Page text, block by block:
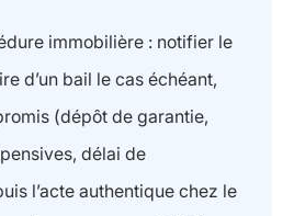
immobilière : notifier le
d’un bail le cas échéant,
(dépôt de garantie,
délai de
l’acte authentique chez le